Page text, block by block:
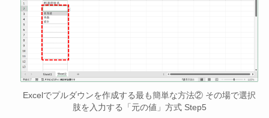
Excelでプルダウンを作成する最も簡単な方法② その場で選択
肢を入力する「元の値」方式 Step5